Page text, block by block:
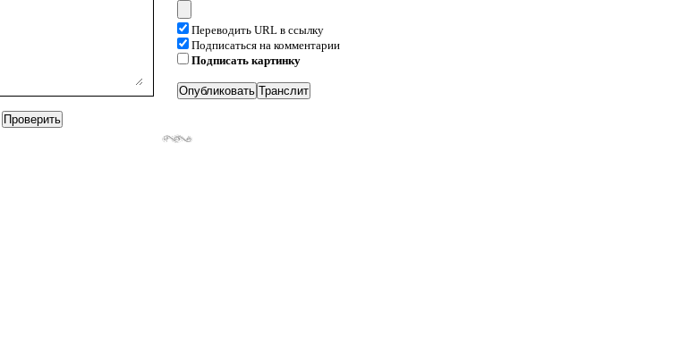
Переводить URL в ссылку
Подписаться на комментарии
Подписать картинку